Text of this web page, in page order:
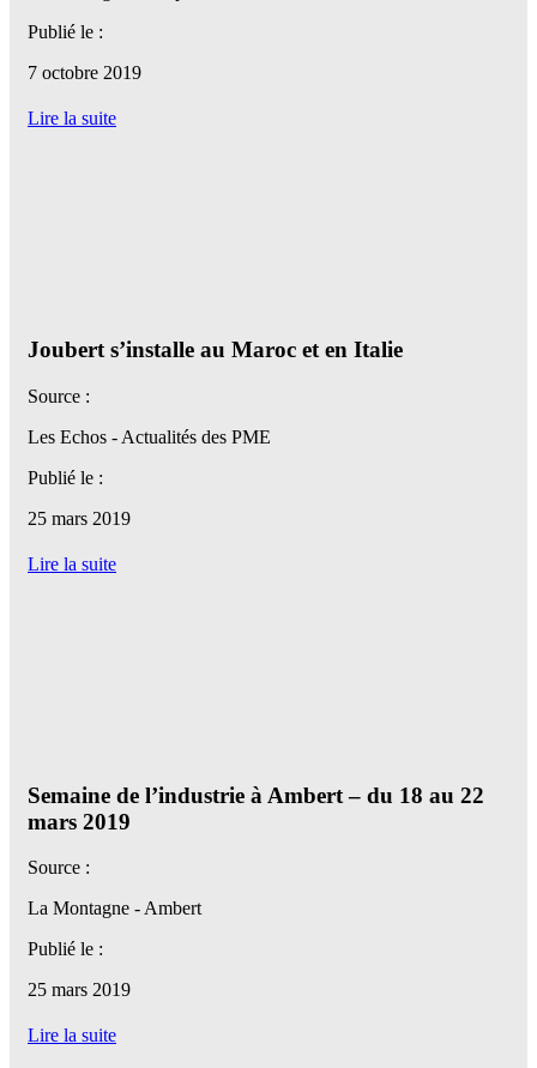
Publié le :
7 octobre 2019
Lire la suite
Joubert s’installe au Maroc et en Italie
Source :
Les Echos - Actualités des PME
Publié le :
25 mars 2019
Lire la suite
Semaine de l’industrie à Ambert – du 18 au 22
mars 2019
Source :
La Montagne - Ambert
Publié le :
25 mars 2019
Lire la suite